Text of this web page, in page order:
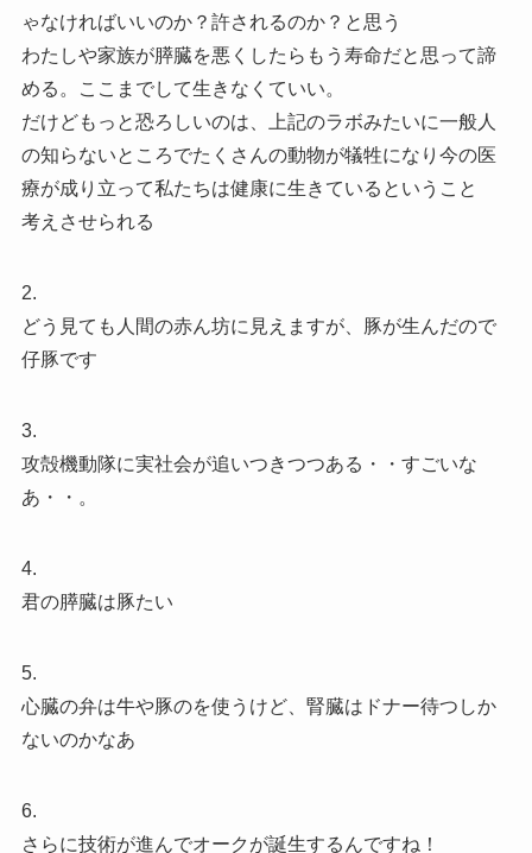
ゃなければいいのか？許されるのか？と思う
わたしや家族が膵臓を悪くしたらもう寿命だと思って諦
める。ここまでして生きなくていい。
だけどもっと恐ろしいのは、上記のラボみたいに一般人
の知らないところでたくさんの動物が犠牲になり今の医
療が成り立って私たちは健康に生きているということ
考えさせられる
2.
どう見ても人間の赤ん坊に見えますが、豚が生んだので
仔豚です
3.
攻殻機動隊に実社会が追いつきつつある・・すごいな
あ・・。
4.
君の膵臓は豚たい
5.
心臓の弁は牛や豚のを使うけど、腎臓はドナー待つしか
ないのかなあ
6.
さらに技術が進んでオークが誕生するんですね！